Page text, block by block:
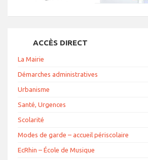
ACCÈS DIRECT
La Mairie
Démarches administratives
Urbanisme
Santé, Urgences
Scolarité
Modes de garde – accueil périscolaire
EcRhin – École de Musique